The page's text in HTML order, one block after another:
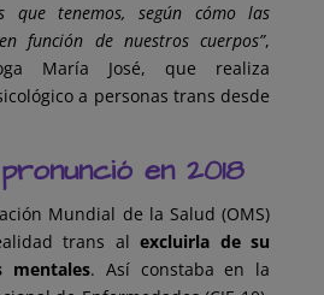
que tenemos, según cómo las
función de nuestros cuerpos”,
María José, que realiza
a personas trans desde
en 2018
Mundial de la Salud (OMS)
trans alexcluirla de su
mentales. Así constaba en la